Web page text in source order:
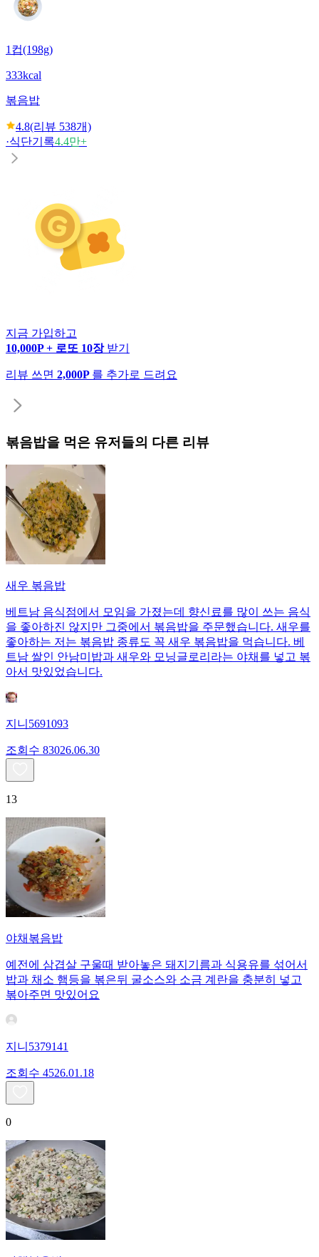
1컵(198g)
333kcal
볶음밥
4.8(리뷰 538개)
·식단기록4.4만+
지금 가입하고
10,000P + 로또 10장 받기
리뷰 쓰면 2,000P 를 추가로 드려요
볶음밥을 먹은 유저들의 다른 리뷰
새우 볶음밥
베트남 음식점에서 모임을 가졌는데 향신료를 많이 쓰는 음식
을 좋아하진 않지만 그중에서 볶음밥을 주문했습니다. 새우를
좋아하는 저는 볶음밥 종류도 꼭 새우 볶음밥을 먹습니다. 베
트남 쌀인 안남미밥과 새우와 모닝글로리라는 야채를 넣고 볶
아서 맛있었습니다.
지니5691093
조회수 83026.06.30
13
야채볶음밥
예전에 삼겹살 구울때 받아놓은 돼지기름과 식용유를 섞어서
밥과 채소 햄등을 볶은뒤 굴소스와 소금 계란을 충분히 넣고
볶아주면 맛있어요
지니5379141
조회수 4526.01.18
0